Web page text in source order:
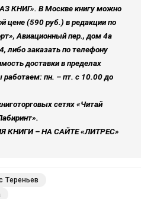
КНИГ». В Москве книгу можно
цене (590 руб.) в редакции по
Авиационный пер., дом 4а
заказать по телефону
доставки в пределах
пн. – пт. с 10.00 до
сетях «Читай
КНИГИ – НА САЙТЕ «ЛИТРЕС»
Тереньев